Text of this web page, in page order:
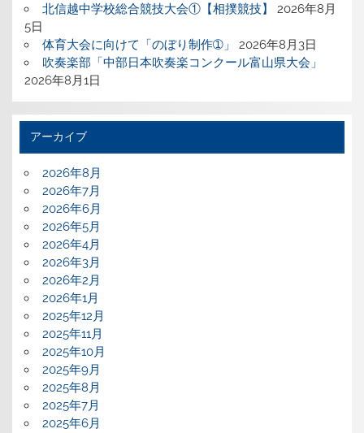
北信越中学校総合競技大会①【相撲競技】
2026年8月
5日
体育大会に向けて「のぼり制作➀」
2026年8月3日
吹奏楽部「中部日本吹奏楽コンクール富山県大会」
2026年8月1日
アーカイブ
2026年8月
2026年7月
2026年6月
2026年5月
2026年4月
2026年3月
2026年2月
2026年1月
2025年12月
2025年11月
2025年10月
2025年9月
2025年8月
2025年7月
2025年6月